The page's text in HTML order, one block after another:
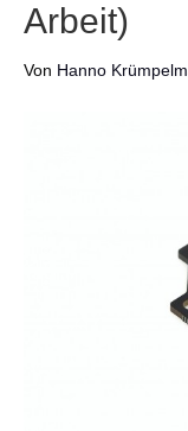
Arbeit)
Von Hanno